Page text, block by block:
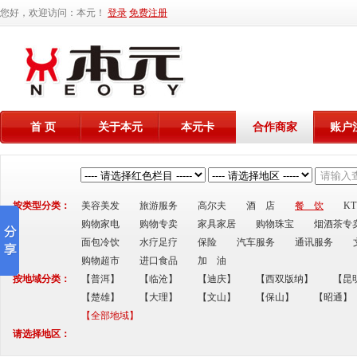
您好，欢迎访问：本元！ 登录 免费注册
首 页 关于本元 本元卡 合作商家 账户
按类型分类： 美容美发 旅游服务 高尔夫 酒 店 餐 饮
购物家电
购物专卖 家具家居 购物珠宝
烟酒茶专
面包冷饮
水疗足疗 保险 汽车服务 通讯服务
购物超市
进口食品
加 油
按地域分类：
【普洱】 【临沧】 【迪庆】 【西双版纳】
【昆
【楚雄】
【大理】 【文山】 【保山】
【昭通】
【全部地域】
请选择地区：